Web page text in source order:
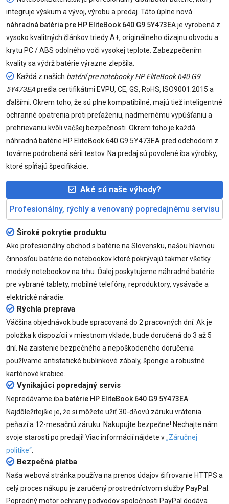
integruje výskum a vývoj, výrobu a predaj. Táto úplne nová
náhradná batéria pre HP EliteBook 640 G9 5Y473EAje vyrobená z
vysoko kvalitných článkov triedy A+, originálneho dizajnu obvodu a
krytu PC / ABS odolného voči vysokej teplote. Zabezpečením
kvality sa výdrž batérie výrazne zlepšila.
Každá z našich batérií pre notebooky HP EliteBook 640 G9
5Y473EAprešla certifikátmi EVPU, CE, GS, RoHS, ISO9001:2015 a
ďalšími. Okrem toho, že sú plne kompatibilné, majú tiež inteligentné
ochranné opatrenia proti preťaženiu, nadmernému vypúšťaniu a
prehrievaniu kvôli väčšej bezpečnosti. Okrem toho je každá
náhradná batérie HP EliteBook 640 G9 5Y473EA pred odchodom z
továrne podrobená sérii testov. Na predaj sú povolené iba výrobky,
ktoré spĺňajú špecifikácie.
Aké sú naše výhody?
Profesionálny, rýchly a venovaný popredajnému servisu
Široké pokrytie produktu
Ako profesionálny obchod s batérie na Slovensku, našou hlavnou
činnosťou batérie do notebookov ktoré pokrývajú takmer všetky
modely notebookov na trhu. Ďalej poskytujeme náhradné batérie
pre vybrané tablety, mobilné telefóny, reproduktory, vysávače a
elektrické náradie.
Rýchla preprava
Väčšina objednávok bude spracovaná do 2 pracovných dní. Ak je
položka k dispozícii v miestnom vklade, bude doručená do 3 až 5
dní. Na zaistenie bezpečného a nepoškodeného doručenia
používame antistatické bublinkové zábaly, špongie a robustné
kartónové krabice.
Vynikajúci popredajný servis
Nepredávame iba batérie HP EliteBook 640 G9 5Y473EA
Najdôležitejšie je, že si môžete užiť 30-dňovú záruku vrátenia
peňazí a 12-mesačnú záruku. Nakupujte bezpečne! Nechajte nám
svoje starosti po predaji! Viac informácií nájdete v„Záručnej
politike“
Bezpečná platba
Naša webová stránka používa na prenos údajov šifrovanie HTTPS a
celý proces nákupu je zaručený prostredníctvom služby PayPal.
Popredný motor ochrany podvodov spoločnosti PayPal dodáva